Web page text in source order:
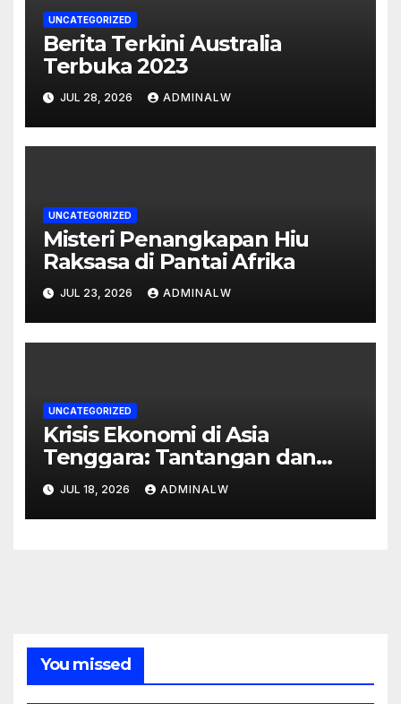
UNCATEGORIZED
Berita Terkini Australia
Terbuka 2023
JUL 28, 2026 ADMINALW
UNCATEGORIZED
Misteri Penangkapan Hiu
Raksasa di Pantai Afrika
JUL 23, 2026 ADMINALW
UNCATEGORIZED
Krisis Ekonomi di Asia
Tenggara: Tantangan dan
Peluang
JUL 18, 2026 ADMINALW
You missed